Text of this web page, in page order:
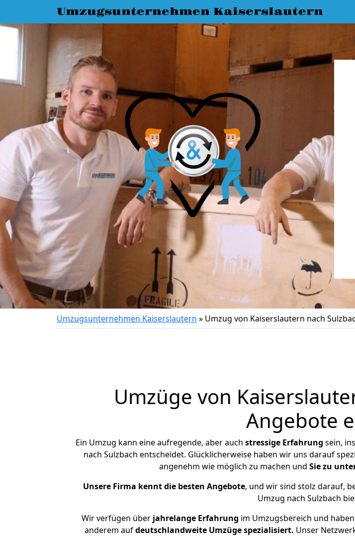
Umzugsunternehmen Kaiserslautern
Umzugsunternehmen Kaiserslautern » Umzug von Kaiserslautern nach
Umzüge von
Angebote
Ein Umzug kann eine aufregende, aber auch stressige Erfahrung sein,
nach Sulzbach entscheidet. Glücklicherweise haben wir uns darauf
angenehm wie möglich zu machen und Sie zu
Unsere Firma kennt die besten Angebote, und wir sind stolz darauf,
Umzug nach Sulzbach
Wir verfügen überjahrelange Erfahrung im Umzugsbereich und
anderem aufdeutschlandweite Umzüge spezialisiert. Unser